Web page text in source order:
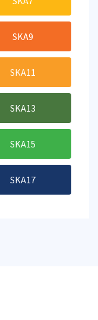
SKA9
SKA11
SKA13
SKA15
SKA17